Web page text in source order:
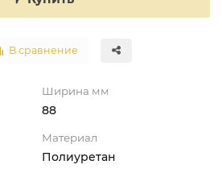
В сравнение
Ширина мм
88
Материал
Полиуретан